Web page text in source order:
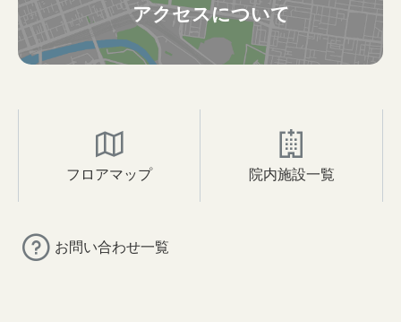
アクセスについて
フロアマップ 院内施設一覧
お問い合わせ一覧